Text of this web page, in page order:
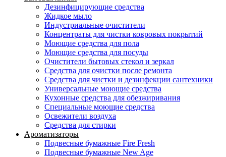
Дезинфицирующие средства
Жидкое мыло
Индустриальные очистители
Концентраты для чистки ковровых покрытий
Моющие средства для пола
Моющие средства для посуды
Очистители бытовых стекол и зеркал
Средства для очистки после ремонта
Средства для чистки и дезинфекции сантехники
Универсальные моющие средства
Кухонные средства для обезжиривания
Специальные моющие средства
Освежители воздуха
Средства для стирки
Ароматизаторы
Подвесные бумажные Fire Fresh
Подвесные бумажные New Age